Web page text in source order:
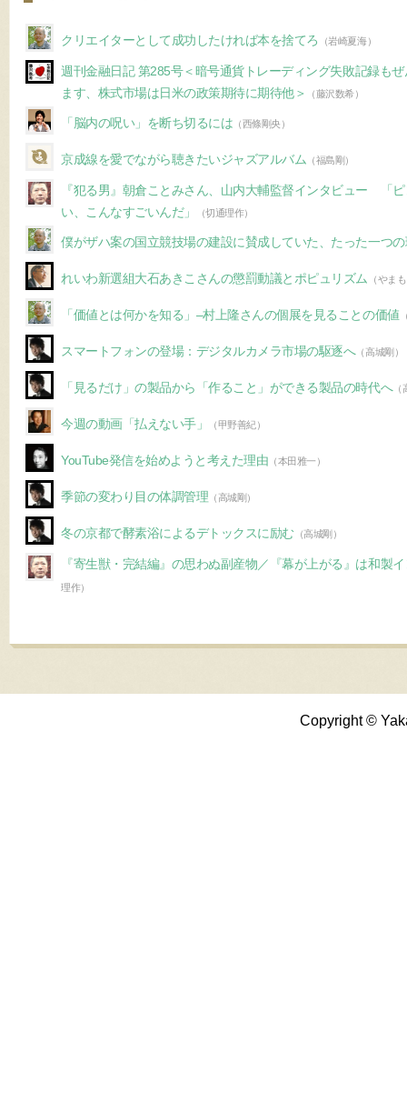
クリエイターとして成功したければ本を捨てろ （岩崎夏海）
週刊金融日記 第285号＜暗号通貨トレーディング失敗記録も
ます、株式市場は日米の政策期待に期待他＞
（藤沢数希）
「脳内の呪い」を断ち切るには （西條剛央）
京成線を愛でながら聴きたいジャズアルバム （福島剛）
『犯る男』朝倉ことみさん、山内大輔監督インタビュー 「
い、こんなすごいんだ」
（切通理作）
僕がザハ案の国立競技場の建設に賛成していた、たった一つ
れいわ新選組大石あきこさんの懲罰動議とポピュリズム （やま
「価値とは何かを知る」–村上隆さんの個展を見ることの価値
スマートフォンの登場：デジタルカメラ市場の駆逐へ（高城剛）
「見るだけ」の製品から「作ること」ができる製品の時代へ（
今週の動画「払えない手」 （甲野善紀）
YouTube発信を始めようと考えた理由 （本田雅一）
季節の変わり目の体調管理 （高城剛）
冬の京都で酵素浴によるデトックスに励む （高城剛）
『寄生獣・完結編』の思わぬ副産物／『幕が上がる』は和製
理作）
Copyright ©